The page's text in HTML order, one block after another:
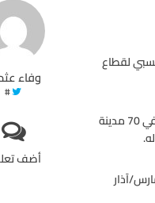
وفاء
#
أضف
لقطاع
وأظهرت بيانات صادرة عن هيئة الإحصاءات الرسمية في الصين، اليوم الأربعاء، أن متوسط أسعار المنازل الجديدة في 70 مدينة
الماضي مقابل زيادة بلغت 0.85% خلال مارس/آذار